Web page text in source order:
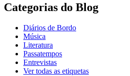
Categorias do Blog
Diários de Bordo
Música
Literatura
Passatempos
Entrevistas
Ver todas as etiquetas